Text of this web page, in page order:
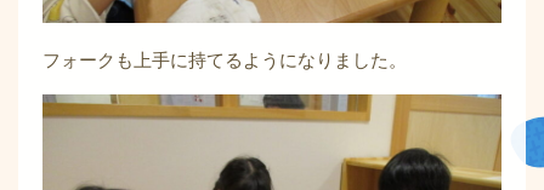
フォークも上手に持てるようになりました。